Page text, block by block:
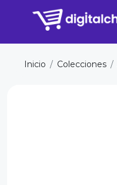
Inicio Colecciones